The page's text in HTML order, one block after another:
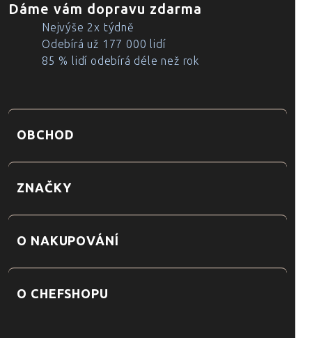
Dáme vám dopravu zdarma
Nejvýše 2x týdně
Odebírá už 177 000 lidí
85 % lidí odebírá déle než rok
OBCHOD
ZNAČKY
O NAKUPOVÁNÍ
O CHEFSHOPU